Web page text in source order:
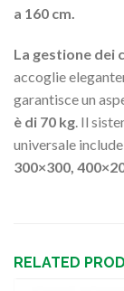
a 160 cm.
La gestione dei
accoglie
garantisce un
è di 70 kg. Il
universale
300×300,
RELATED